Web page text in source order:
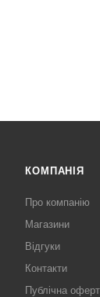
КОМПАНІЯ
Про компанію
Магазини
Відгуки
Контакти
Публічна